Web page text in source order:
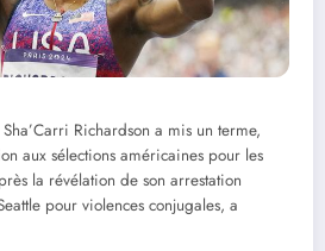
Richardson a mis un terme,
aux sélections américaines pour les
la révélation de son arrestation
pour violences conjugales, a